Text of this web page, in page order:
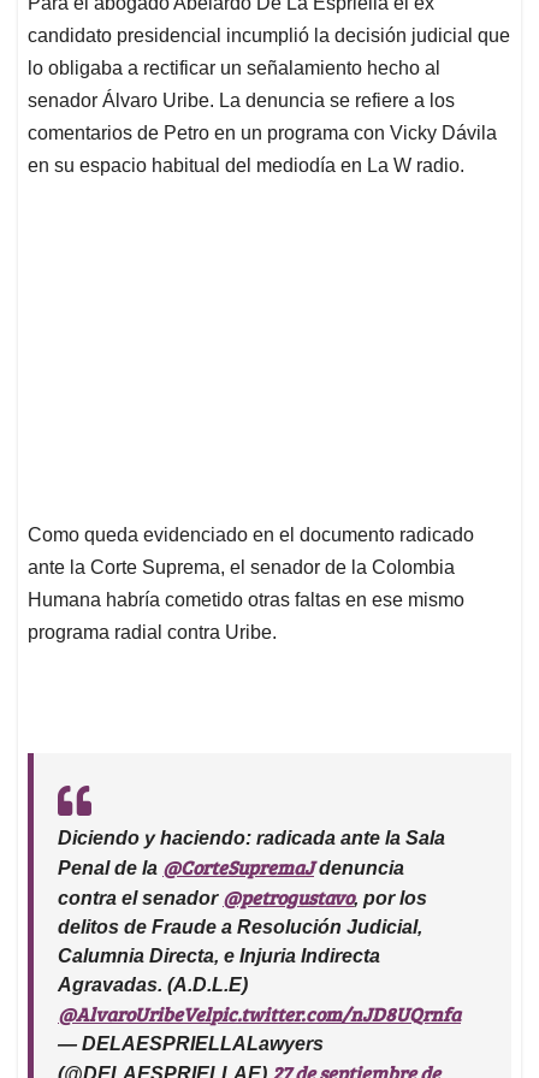
s
A
p
p
b
o
o
k
e
d
I
n
l
a
d
s
candidato presidencial incumplió la decisión judicial que
lo obligaba a rectificar un señalamiento hecho al
senador Álvaro Uribe. La denuncia se refiere a los
comentarios de Petro en un programa con Vicky Dávila
en su espacio habitual del mediodía en La W radio.
Como queda evidenciado en el documento radicado
ante la Corte Suprema, el senador de la Colombia
Humana habría cometido otras faltas en ese mismo
programa radial contra Uribe.
Diciendo y haciendo: radicada ante la Sala
Penal de la @CorteSupremaJdenuncia
contra el senador @petrogustavo, por los
delitos de Fraude a Resolución Judicial,
Calumnia Directa, e Injuria Indirecta
Agravadas. (A.D.L.E)
@AlvaroUribeVelpic.twitter.com/nJD8UQrnfa
— DELAESPRIELLALawyers
27 de septiembre de